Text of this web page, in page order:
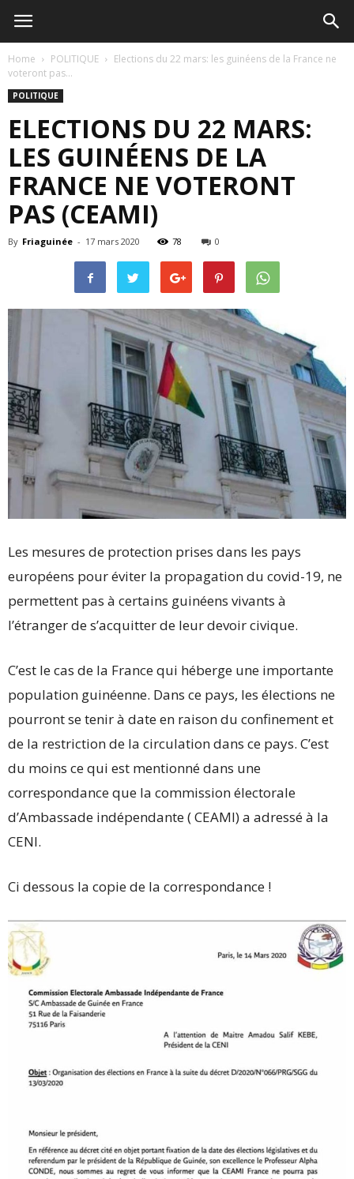
Home POLITIQUE
Elections du 22 mars: les guinéens de la France ne
voteront pas...
POLITIQUE
ELECTIONS DU 22 MARS:
LES GUINÉENS DE LA
FRANCE NE VOTERONT
PAS (CEAMI)
By Friaguinée - 17 mars 2020 78 0
Les mesures de protection prises dans les pays
européens pour éviter la propagation du covid-19, ne
permettent pas à certains guinéens vivants à
l’étranger de s’acquitter de leur devoir civique.
C’est le cas de la France qui héberge une importante
population guinéenne. Dans ce pays, les élections ne
pourront se tenir à date en raison du confinement et
de la restriction de la circulation dans ce pays. C’est
du moins ce qui est mentionné dans une
correspondance que la commission électorale
d’Ambassade indépendante ( CEAMI) a adressé à la
CENI.
Ci dessous la copie de la correspondance !